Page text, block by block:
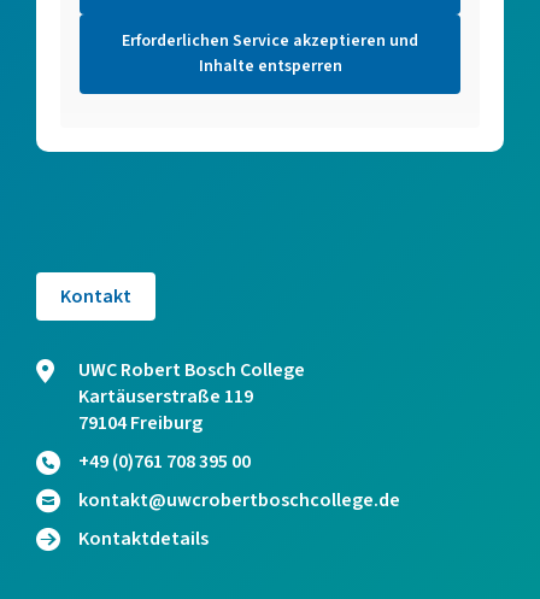
Erforderlichen Service akzeptieren und
Inhalte entsperren
Kontakt
UWC Robert Bosch College
Kartäuserstraße 119
79104 Freiburg
+49 (0)761 708 395 00
kontakt@uwcrobertboschcollege.de
Kontaktdetails